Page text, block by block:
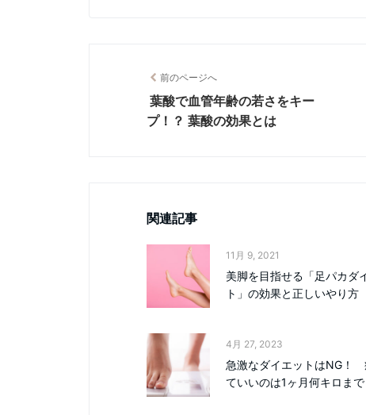
前のページへ
葉酸で血管年齢の若さをキー
プ！？ 葉酸の効果とは
関連記事
11月 9, 2021
美脚を目指せる「足パカダ
ト」の効果と正しいやり方
4月 27, 2023
急激なダイエットはNG！
ていいのは1ヶ月何キロまで